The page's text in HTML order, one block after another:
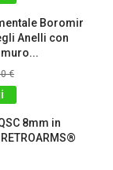
Boromir
Anelli con
€
8mm in